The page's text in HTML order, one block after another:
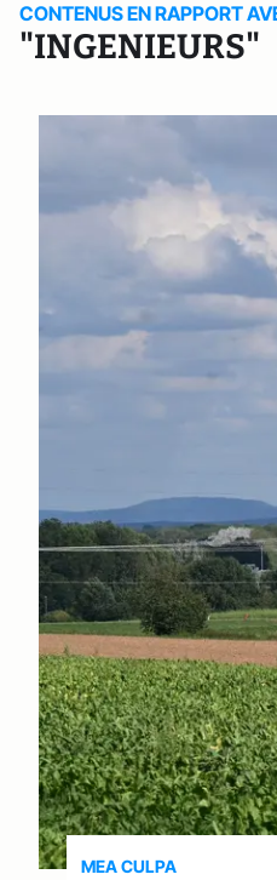
CONTENUS EN RAPPORT
"INGENIEURS"
MEA CULPA